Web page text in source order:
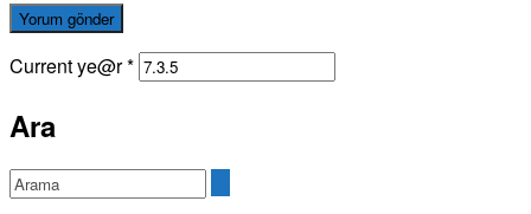
Current ye@r*
Ara